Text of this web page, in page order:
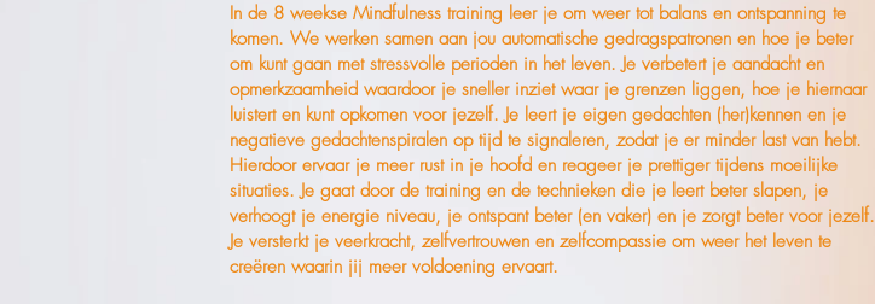
In de 8 weekse Mindfulness training leer je om weer tot balans en ontspanning te
komen. We werken samen aan jou automatische gedragspatronen en hoe je beter
om kunt gaan met stressvolle perioden in het leven. Je verbetert je aandacht en
opmerkzaamheid waardoor je sneller inziet waar je grenzen liggen, hoe je hiernaar
luistert en kunt opkomen voor jezelf. Je leert je eigen gedachten (her)kennen en je
negatieve gedachtenspiralen op tijd te signaleren, zodat je er minder last van hebt.
Hierdoor ervaar je meer rust in je hoofd en reageer je prettiger tijdens moeilijke
situaties. Je gaat door de training en de technieken die je leert beter slapen, je
verhoogt je energie niveau, je ontspant beter (en vaker) en je zorgt beter voor jezelf.
Je versterkt je veerkracht, zelfvertrouwen en zelfcompassie om weer het leven te
creëren waarin jij meer voldoening ervaart.